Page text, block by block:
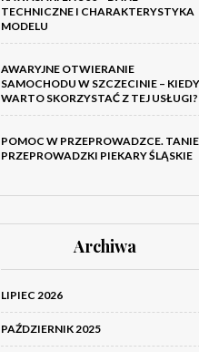
TECHNICZNE I CHARAKTERYSTYKA
MODELU
AWARYJNE OTWIERANIE
SAMOCHODU W SZCZECINIE – KIEDY
WARTO SKORZYSTAĆ Z TEJ USŁUGI?
POMOC W PRZEPROWADZCE. TANIE
PRZEPROWADZKI PIEKARY ŚLĄSKIE
Archiwa
LIPIEC 2026
PAŹDZIERNIK 2025